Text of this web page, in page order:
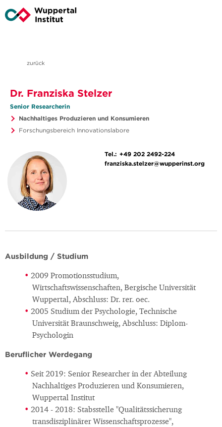
zurück
Dr. Franziska Stelzer
Senior Researcherin
Nachhaltiges Produzieren und Konsumieren
Forschungsbereich Innovationslabore
Tel.: +49 202 2492-224
franziska.stelzer@wupperinst.org
Ausbildung / Studium
2009 Promotionsstudium,
Wirtschaftswissenschaften, Bergische Universität
Wuppertal, Abschluss: Dr. rer. oec.
2005 Studium der Psychologie, Technische
Universität Braunschweig, Abschluss: Diplom-
Psychologin
Beruflicher Werdegang
Seit 2019: Senior Researcher in der Abteilung
Nachhaltiges Produzieren und Konsumieren,
Wuppertal Institut
2014 - 2018: Stabsstelle "Qualitätssicherung
transdisziplinärer Wissenschaftsprozesse",